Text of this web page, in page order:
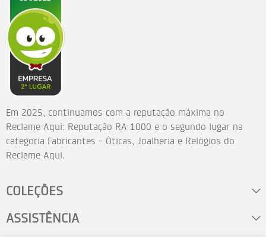
Em 2025, continuamos com a reputação máxima no
Reclame Aqui: Reputação RA 1000 e o segundo lugar na
categoria Fabricantes - Óticas, Joalheria e Relógios do
Reclame Aqui.
COLEÇÕES
ASSISTÊNCIA